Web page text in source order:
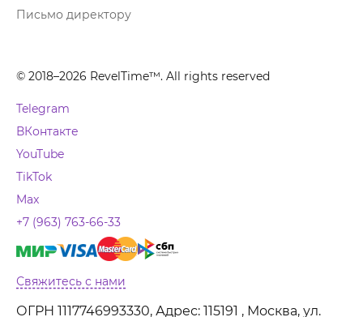
Письмо директору
© 2018–2026 RevelTime™. All rights reserved
Telegram
ВКонтакте
YouTube
TikTok
Max
+7 (963) 763-66-33
Свяжитесь с нами
ОГРН 1117746993330, Адрес: 115191 , Москва, ул.